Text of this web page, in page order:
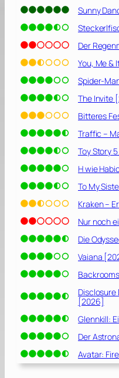
Sunny
Der
You, Me &
Spider-
The Invite
Bitteres
Traffic –
Toy Story
H wie
To My
Kraken –
Nur noch
Die
Vaiana
Disclosure
[2026]
Glennkill:
Der
Avatar: